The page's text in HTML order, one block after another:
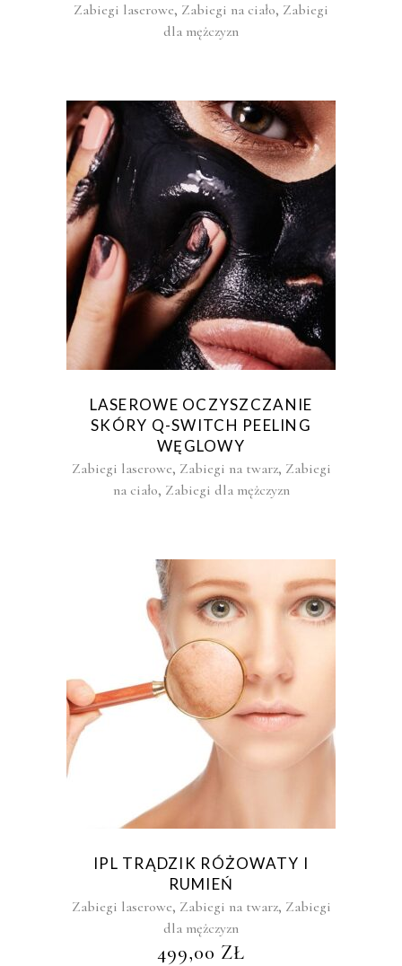
Zabiegi laserowe, Zabiegi na ciało, Zabiegi
dla mężczyzn
LASEROWE OCZYSZCZANIE
SKÓRY Q-SWITCH PEELING
WĘGLOWY
Zabiegi laserowe, Zabiegi na twarz, Zabiegi
na ciało, Zabiegi dla mężczyzn
IPL TRĄDZIK RÓŻOWATY I
RUMIEŃ
Zabiegi laserowe, Zabiegi na twarz, Zabiegi
dla mężczyzn
499,00 ZŁ